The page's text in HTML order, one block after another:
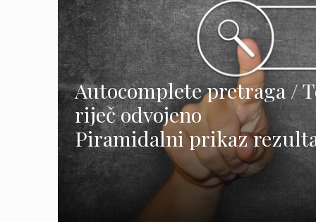
Autocomplete pretraga /
riječ odvojeno
Piramidalni prikaz